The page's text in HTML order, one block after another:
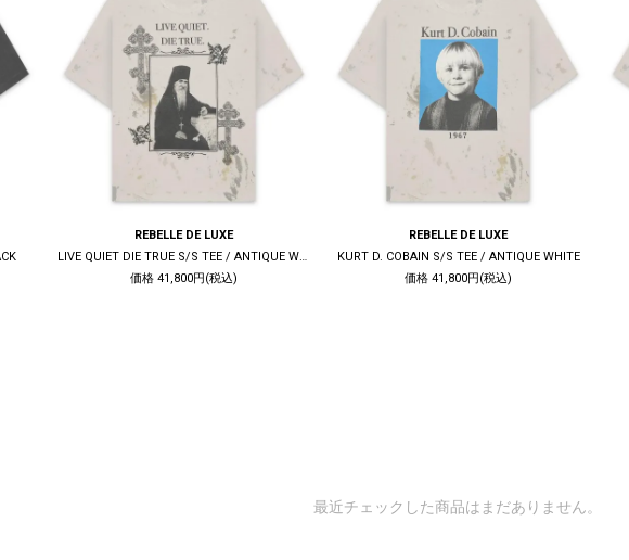
REBELLE DE LUXE
LIVE QUIET DIE TRUE S/S TEE / ANTIQUE WHITE
価格 41,800円(税込)
REBELLE DE LUXE
KURT D. COBAIN S/S TEE / ANTIQUE WHITE
価格 41,800円(税込)
最近チェックした商品はまだありません。